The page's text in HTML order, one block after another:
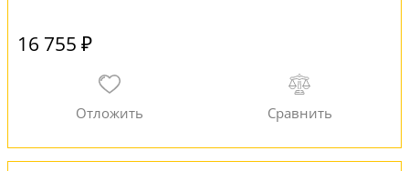
16 755 ₽